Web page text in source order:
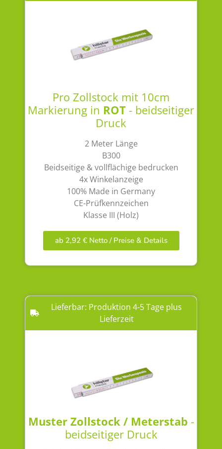
Pro Zollstock mit 10cm
Markierung in ROT- beidseitiger
Druck
2 Meter Länge
B300
Beidseitige & vollflächige bedrucken
4x Winkelanzeige
100% Made in Germany
CE-Prüfkennzeichen
Klasse III (Holz)
ab 2,92 € Netto / Preise & Details
Lieferbar: Produktion 4-5 Tage plus
Lieferzeit
Muster Zollstock / Meterstab -
beidseitiger Druck